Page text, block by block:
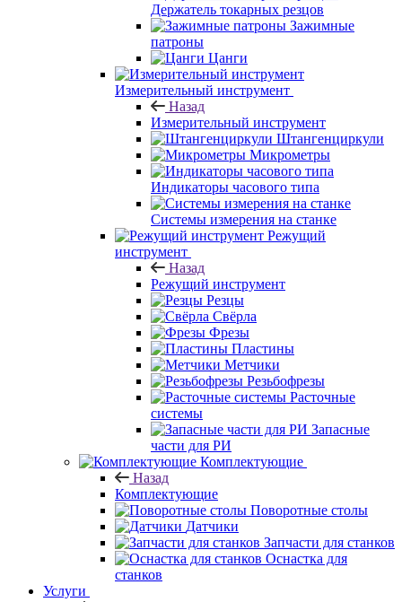
Держатель токарных резцов
Зажимные
патроны
Цанги
Измерительный инструмент
Назад
Измерительный инструмент
Штангенциркули
Микрометры
Индикаторы часового типа
Системы измерения на станке
Режущий
инструмент
Назад
Режущий инструмент
Резцы
Свёрла
Фрезы
Пластины
Метчики
Резьбофрезы
Расточные
системы
Запасные
части для РИ
Комплектующие
Назад
Комплектующие
Поворотные столы
Датчики
Запчасти для станков
Оснастка для
станков
Услуги